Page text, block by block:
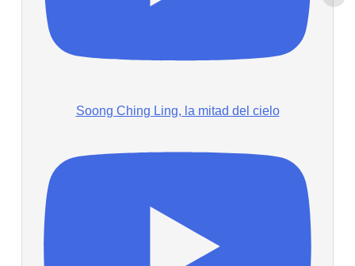
Soong Ching Ling, la mitad del cielo